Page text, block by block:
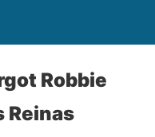
Robbie
Reinas